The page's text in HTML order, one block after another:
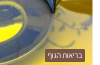
בריאות הגוף